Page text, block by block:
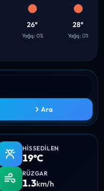
26°
Yağış: 0%
28°
Yağış: 0%
Ara
HISSEDILEN
19°C
RÜZGAR
1.3km/h